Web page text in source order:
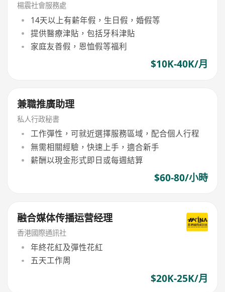
楊震社會服務處
14天以上有薪年假，生日假，婚假等
提供醫療津貼，包括牙科津貼
家庭友善假，恩恤假等福利
$10K-40K/月
兼職推廣助理
私人行政秘書
工作彈性，可就近選擇服務區域，配合個人行程
無需相關經驗，快速上手，適合新手
薪酬以現金形式即日或每週結算
$60-80/小時
融合媒体传播运营经理
香港國際通訊社
年終花紅及彈性花紅
五天工作周
$20K-25K/月